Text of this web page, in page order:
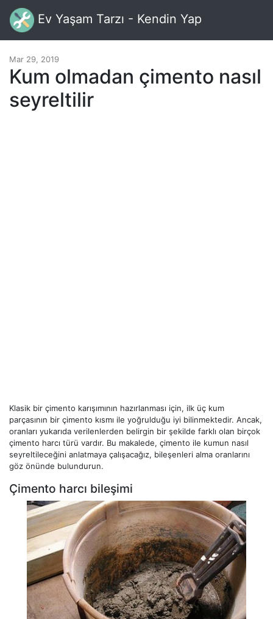
Ev Yaşam Tarzı - Kendin Yap
Mar 29, 2019
Kum olmadan çimento nasıl
seyreltilir
Klasik bir çimento karışımının hazırlanması için, ilk üç kum
parçasının bir çimento kısmı ile yoğrulduğu iyi bilinmektedir. Ancak,
oranları yukarıda verilenlerden belirgin bir şekilde farklı olan birçok
çimento harcı türü vardır. Bu makalede, çimento ile kumun nasıl
seyreltileceğini anlatmaya çalışacağız, bileşenleri alma oranlarını
göz önünde bulundurun.
Çimento harcı bileşimi